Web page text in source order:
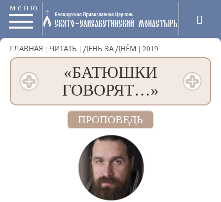
меню
ГЛАВНАЯ | ЧИТАТЬ | ДЕНЬ ЗА ДНЁМ | 2019
«БАТЮШКИ
ГОВОРЯТ…»
ПРОПОВЕДЬ